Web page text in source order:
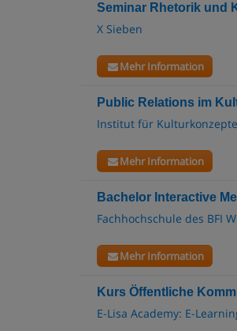
Seminar Rhetorik und
X Sieben
Mehr Information
Public Relations im
Institut für Kulturkonzepte
Mehr Information
Bachelor Interactive
Fachhochschule des BFI
Mehr Information
Kurs Öffentliche
E-Lisa Academy: E-